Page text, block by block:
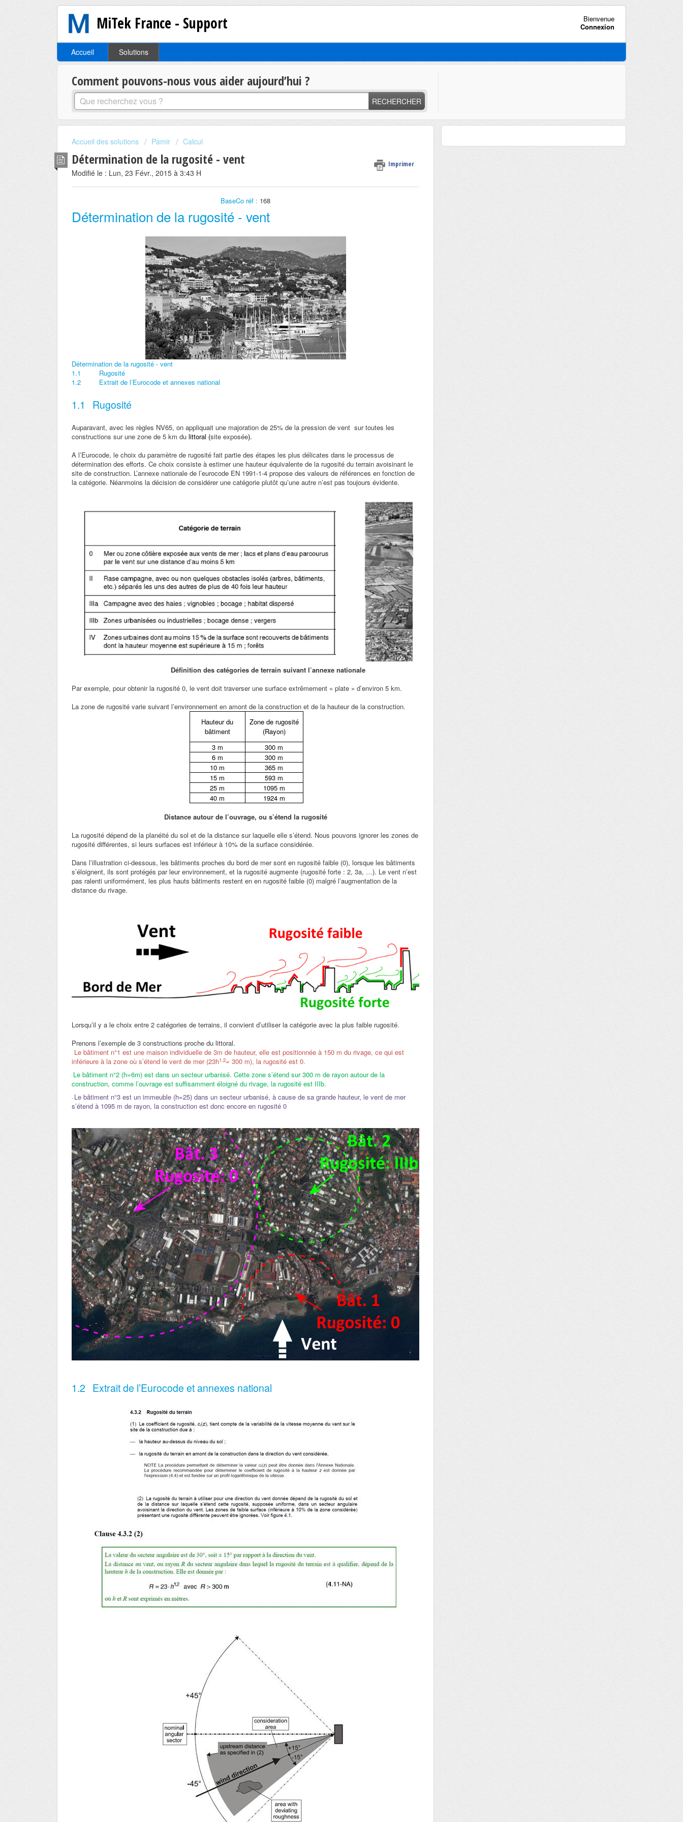
MiTek France - Support
Bienvenue
Connexion
Accueil Solutions
Comment pouvons-nous vous aider aujourd’hui ?
RECHERCHER
Accueil des solutions Pamir Calcul
Détermination de la rugosité - vent Imprimer
Modifié le : Lun, 23 Févr., 2015 à 3:43 H
BaseCo réf : 168
Détermination de la rugosité - vent
Détermination de la rugosité - vent
1.1
Rugosité
1.2
Extrait de l’Eurocode et annexes national
1.1 Rugosité
Auparavant, avec les règles NV65, on appliquait une majoration de 25% de la pression de vent sur toutes les
constructions sur une zone de 5 km du littoral (site exposée).
A l’Eurocode, le choix du paramètre de rugosité fait partie des étapes les plus délicates dans le processus de
détermination des efforts. Ce choix consiste à estimer une hauteur équivalente de la rugosité du terrain avoisinant le
site de construction. L’annexe nationale de l’eurocode EN 1991-1-4 propose des valeurs de références en fonction de
la catégorie. Néanmoins la décision de considérer une catégorie plutôt qu’une autre n’est pas toujours évidente.
Définition des catégories de terrain suivant l’annexe nationale
Par exemple, pour obtenir la rugosité 0, le vent doit traverser une surface extrêmement « plate » d’environ 5 km.
La zone de rugosité varie suivant l’environnement en amont de la construction et de la hauteur de la construction.
Hauteur du
bâtiment
Zone de rugosité
(Rayon)
3 m
300 m
6 m
300 m
10 m
365 m
15 m
593 m
25 m
1095 m
40 m
1924 m
Distance autour de l’ouvrage, ou s’étend la rugosité
La rugosité dépend de la planéité du sol et de la distance sur laquelle elle s’étend. Nous pouvons ignorer les zones de
rugosité différentes, si leurs surfaces est inférieur à 10% de la surface considérée.
Dans l’illustration ci-dessous, les bâtiments proches du bord de mer sont en rugosité faible (0), lorsque les bâtiments
s’éloignent, ils sont protégés par leur environnement, et la rugosité augmente (rugosité forte : 2, 3a, …). Le vent n’est
pas ralenti uniformément, les plus hauts bâtiments restent en en rugosité faible (0) malgré l’augmentation de la
distance du rivage.
Lorsqu’il y a le choix entre 2 catégories de terrains, il convient d’utiliser la catégorie avec la plus faible rugosité.
Prenons l’exemple de 3 constructions proche du littoral.
- Le bâtiment n°1 est une maison individuelle de 3m de hauteur, elle est positionnée à 150 m du rivage, ce qui est
inférieure à la zone où s’étend le vent de mer (23h1.2= 300 m), la rugosité est 0.
- Le bâtiment n°2 (h=6m) est dans un secteur urbanisé. Cette zone s’étend sur 300 m de rayon autour de la
construction, comme l’ouvrage est suffisamment éloigné du rivage, la rugosité est IIIb.
- Le bâtiment n°3 est un immeuble (h=25) dans un secteur urbanisé, à cause de sa grande hauteur, le vent de mer
s’étend à 1095 m de rayon, la construction est donc encore en rugosité 0
1.2 Extrait de l’Eurocode et annexes national